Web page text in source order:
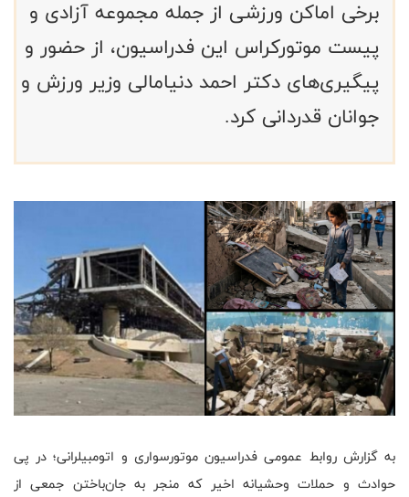
برخی اماکن ورزشی از جمله مجموعه آزادی و
پیست موتورکراس این فدراسیون، از حضور و
پیگیری‌های دکتر احمد دنیامالی وزیر ورزش و
جوانان قدردانی کرد.
به گزارش روابط عمومی فدراسیون موتورسواری و اتومبیلرانی؛ در پی
حوادث و حملات وحشیانه اخیر که منجر به جان‌باختن جمعی از